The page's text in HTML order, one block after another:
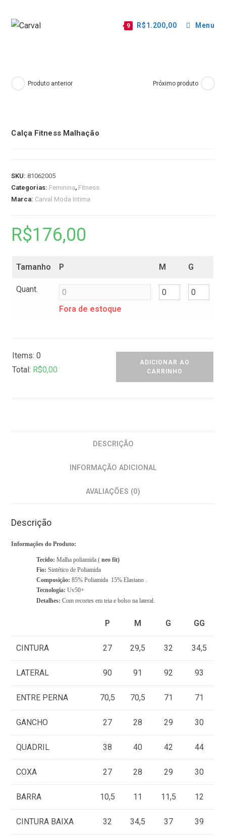
9 R$1.200,00 Menu
Produto anterior Próximo produto
Calça Fitness Malhação
SKU:81062005
Categorias: Feminina, Fitness
Marca: Carval Moda Intima
R$176,00
Tamanho P M G
Quant.
Fora de estoque
Items:0
Total: R$0,00
a
l
ADICIONAR AO
CARRINHO
DESCRIÇÃO
INFORMAÇÃO ADICIONAL
AVALIAÇÕES (0)
Descrição
Informações do Produto:
Tecido: Malha poliamida (neo fit)
Fio: Sintético de Poliamida
Composição: 85% Poliamida 15% Elastano .
Tecnologia:Uv50+
Detalhes: Com recortes em teia e bolso na lateral.
P M G GG
CINTURA 27 29,5 32 34,5
LATERAL 90 91 92 93
ENTRE PERNA 70,5 70,5 71 71
GANCHO 27 28 29 30
QUADRIL 38 40 42 44
COXA 27 28 29 30
BARRA 10,5 11 11,5 12
CINTURA BAIXA 32 34,5 37 39